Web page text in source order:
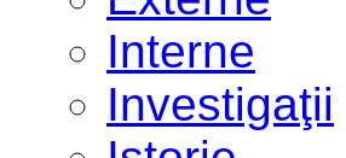
Interne
Investigaţii